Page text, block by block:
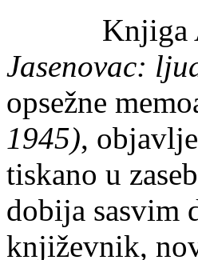
Knjiga
Jasenovac:
opsežne
1945),
tiskano u
dobija sasvim
književnik,